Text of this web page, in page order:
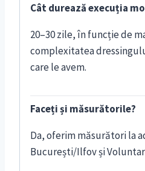
Cât durează execuția
20–30 zile, în funcție de
complexitatea
care le avem.
Faceți și măsurătorile?
Da, oferim măsurători la
București/Ilfov și